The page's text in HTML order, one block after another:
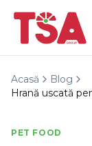
Acasă
Blog
Hrană uscată
PET FOOD